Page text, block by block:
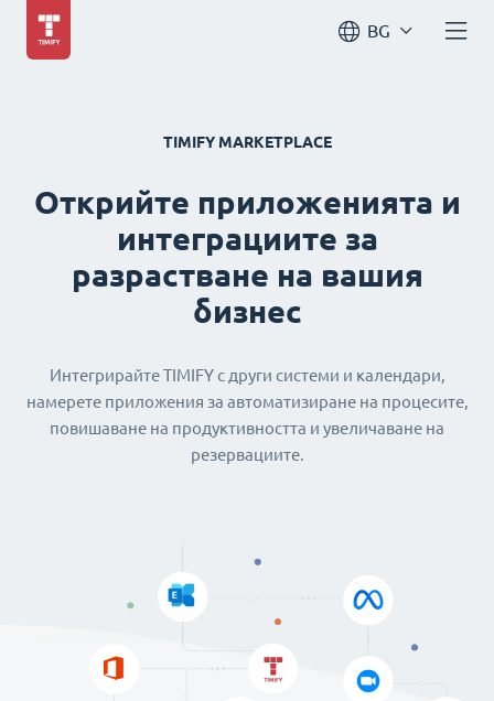
BG
TIMIFY MARKETPLACE
Открийте приложенията и
интеграциите за
разрастване на вашия
бизнес
Интегрирайте TIMIFY с други системи и календари,
намерете приложения за автоматизиране на процесите,
повишаване на продуктивността и увеличаване на
резервациите.